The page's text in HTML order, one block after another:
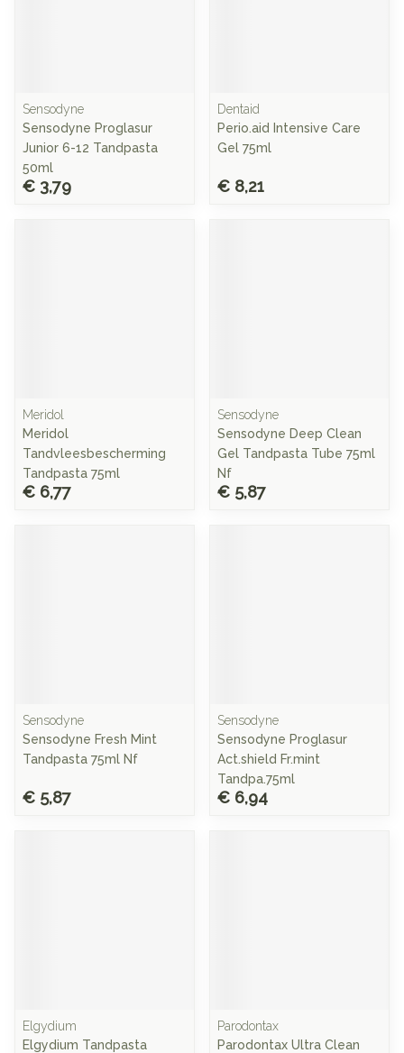
Sensodyne
Sensodyne Proglasur
Junior 6-12 Tandpasta
50ml
€ 3,79
Dentaid
Perio.aid Intensive Care
Gel 75ml
€ 8,21
Meridol
Meridol
Tandvleesbescherming
Tandpasta 75ml
€ 6,77
Sensodyne
Sensodyne Deep Clean
Gel Tandpasta Tube 75ml
Nf
€ 5,87
Sensodyne
Sensodyne Fresh Mint
Tandpasta 75ml Nf
€ 5,87
Sensodyne
Sensodyne Proglasur
Act.shield Fr.mint
Tandpa.75ml
€ 6,94
Elgydium
Elgydium Tandpasta
Parodontax
Parodontax Ultra Clean